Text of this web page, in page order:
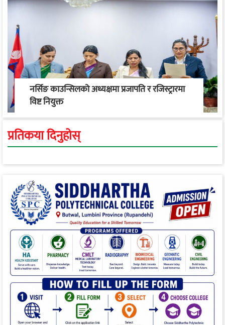
नर्सिङ काउन्सिलको अध्यक्षमा प्रजापति र रजिस्ट्रारमा
विष्ट नियुक्त
प्रतिकया दिनुहोस्